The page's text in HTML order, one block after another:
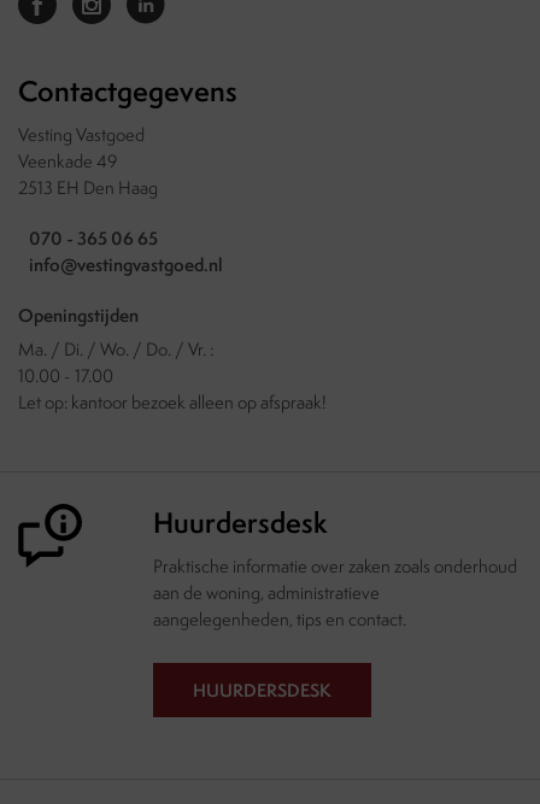
Contactgegevens
Vesting Vastgoed
Veenkade 49
2513 EH Den Haag
070 - 365 06 65
info@vestingvastgoed.nl
Openingstijden
Ma. / Di. / Wo. / Do. / Vr. :
10.00 - 17.00
Let op: kantoor bezoek alleen op afspraak!
Huurdersdesk
Praktische informatie over zaken zoals onderhoud
aan de woning, administratieve
aangelegenheden, tips en contact.
HUURDERSDESK